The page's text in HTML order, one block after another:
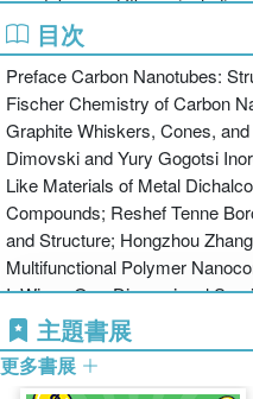
nanowires. Using research on
further developments, this
and synthesizing amorphous
structures and inorganic
synthesis, chemical vapor
others. It also describes boron
nanotubes in detail and reviews
for characterizing and
and functional-oxide
challenges involving the
addressed before large-scale
Edited by award-winning
目次
Preface Carbon Nanotubes:
Fischer Chemistry of Carbon
Graphite Whiskers, Cones,
Dimovski and Yury Gogotsi
Like Materials of Metal
Compounds; Reshef Tenne
and Structure; Hongzhou
Multifunctional Polymer
I. Winey One-Dimensional
Nanostructures; Jonathan E.
K. Ko Index
主題書展
更多書展